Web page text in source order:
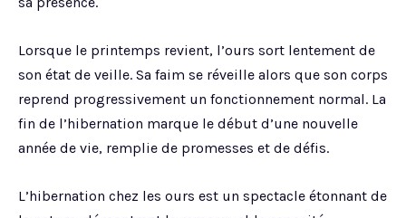
Lorsque le printemps revient, l’ours sort lentement de
son état de veille. Sa faim se réveille alors que son corps
reprend progressivement un fonctionnement normal. La
fin de l’hibernation marque le début d’une nouvelle
année de vie, remplie de promesses et de défis.
L’hibernation chez les ours est un spectacle étonnant de